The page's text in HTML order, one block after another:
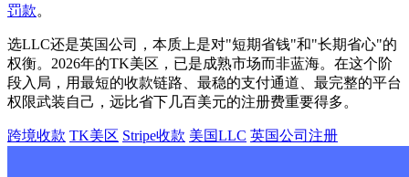
罚款。
选LLC还是英国公司，本质上是对"短期省钱"和"长期省心"的
权衡。2026年的TK美区，已是成熟市场而非蓝海。在这个阶
段入局，用最短的收款链路、最稳的支付通道、最完整的平台
权限武装自己，远比省下几百美元的注册费重要得多。
跨境收款 TK美区 Stripe收款 美国LLC 英国公司注册